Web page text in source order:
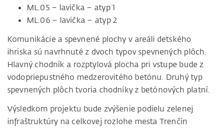
ML.05 – lavička – atyp 1
ML.06 – lavička – atyp 2
Komunikácie a spevnené plochy v areáli detského
ihriska sú navrhnuté z dvoch typov spevnených plôch.
Hlavný chodník a rozptylová plocha pri vstupe bude z
vodopriepustného medzerovitého betónu. Druhý typ
spevnených plôch tvoria chodníky z betónových platní.
Výsledkom projektu bude zvýšenie podielu zelenej
infraštruktúry na celkovej rozlohe mesta Trenčín